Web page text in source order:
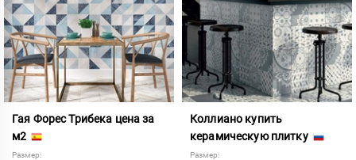
Гая Форес Трибека цена за
м2
Размер:
Коллиано купить
керамическую плитку
Размер: